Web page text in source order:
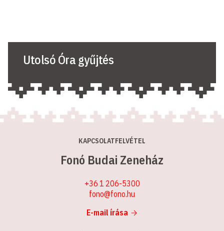
Utolsó Óra gyűjtés
KAPCSOLATFELVÉTEL
Fonó Budai Zeneház
+36 1 206-5300
fono@fono.hu
E-mail írása